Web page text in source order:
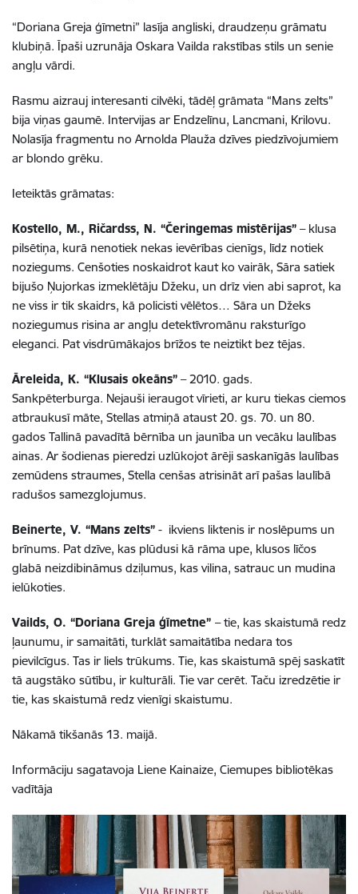
“Doriana Greja ģīmetni” lasīja angliski, draudzeņu grāmatu
klubiņā. Īpaši uzrunāja Oskara Vailda rakstības stils un senie
angļu vārdi.
Rasmu aizrauj interesanti cilvēki, tādēļ grāmata “Mans zelts”
bija viņas gaumē. Intervijas ar Endzelīnu, Lancmani, Krilovu.
Nolasīja fragmentu no Arnolda Plauža dzīves piedzīvojumiem
ar blondo grēku.
Ieteiktās grāmatas:
Kostello, M., Ričardss, N. “Čeringemas mistērijas” – klusa
pilsētiņa, kurā nenotiek nekas ievērības cienīgs, līdz notiek
noziegums. Cenšoties noskaidrot kaut ko vairāk, Sāra satiek
bijušo Ņujorkas izmeklētāju Džeku, un drīz vien abi saprot, ka
ne viss ir tik skaidrs, kā policisti vēlētos… Sāra un Džeks
noziegumus risina ar angļu detektīvromānu raksturīgo
eleganci. Pat visdrūmākajos brīžos te neiztikt bez tējas.
Āreleida, K. “Klusais okeāns” – 2010. gads.
Sankpēterburga. Nejauši ieraugot vīrieti, ar kuru tiekas ciemos
atbraukusī māte, Stellas atmiņā ataust 20. gs. 70. un 80.
gados Tallinā pavadītā bērnība un jaunība un vecāku laulības
ainas. Ar šodienas pieredzi uzlūkojot ārēji saskanīgās laulības
zemūdens straumes, Stella cenšas atrisināt arī pašas laulībā
radušos samezglojumus.
Beinerte, V. “Mans zelts” - ikviens liktenis ir noslēpums un
brīnums. Pat dzīve, kas plūdusi kā rāma upe, klusos līčos
glabā neizdibināmus dziļumus, kas vilina, satrauc un mudina
ielūkoties.
Vailds, O. “Doriana Greja ģīmetne” – tie, kas skaistumā redz
ļaunumu, ir samaitāti, turklāt samaitātība nedara tos
pievilcīgus. Tas ir liels trūkums. Tie, kas skaistumā spēj saskatīt
tā augstāko sūtību, ir kulturāli. Tie var cerēt. Taču izredzētie ir
tie, kas skaistumā redz vienīgi skaistumu.
Nākamā tikšanās 13. maijā.
Informāciju sagatavoja Liene Kainaize, Ciemupes bibliotēkas
vadītāja